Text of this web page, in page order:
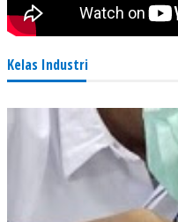
Kelas Industri